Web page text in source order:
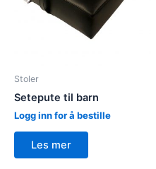
Stoler
Setepute til barn
Logg inn for å bestille
Les mer